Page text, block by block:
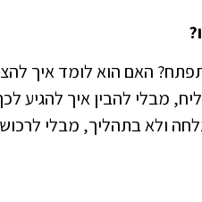
?
האם הוא לומד איך
מבלי להבין איך להגיע
ולא בתהליך, מבלי